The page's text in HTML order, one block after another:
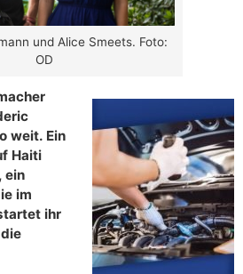
und Alice Smeets. Foto:
OD
weit. Ein
Haiti
ein
im
ihr